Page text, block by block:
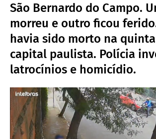
São Bernardo do Campo.
morreu e outro ficou
havia sido morto na quinta
capital paulista. Polícia
latrocínios e homicídio.